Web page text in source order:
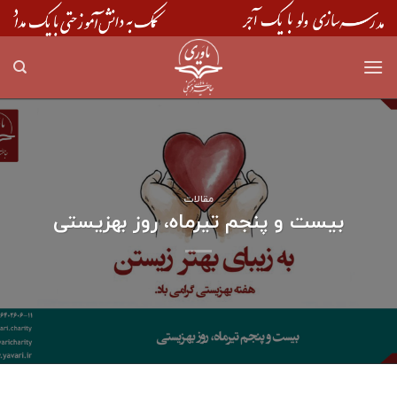
Skip
to
مقالات
بیست و پنجم تیرماه، روز بهزیستی